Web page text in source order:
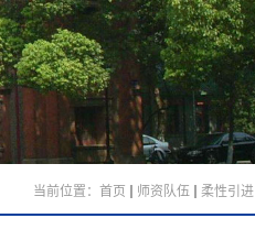
当前位置： 首页 师资队伍 柔性引进